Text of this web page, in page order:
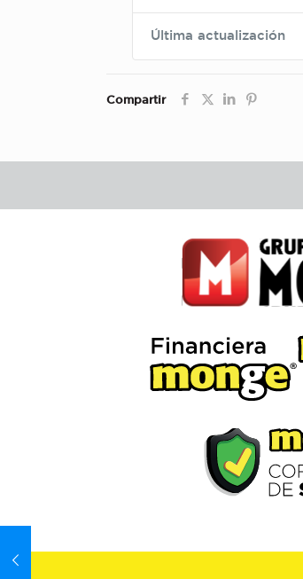
Última actualización
Compartir